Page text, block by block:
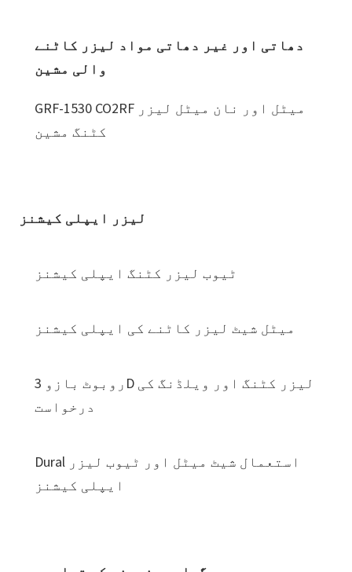
دھاتی اور غیر دھاتی مواد لیزر کاٹنے
والی مشین
GRF-1530 CO2RF میٹل اور نان میٹل لیزر
کٹنگ مشین
لیزر ایپلی کیشنز
ٹیوب لیزر کٹنگ ایپلی کیشنز
میٹل شیٹ لیزر کاٹنے کی ایپلی کیشنز
روبوٹ بازو 3D لیزر کٹنگ اور ویلڈنگ کی
درخواست
Dural استعمال شیٹ میٹل اور ٹیوب لیزر
ایپلی کیشنز